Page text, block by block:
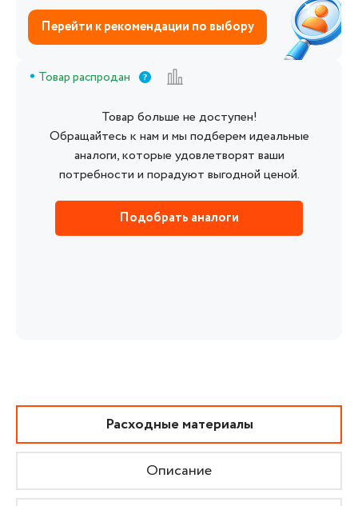
Перейти к рекомендации по выбору
Товар распродан
Товар больше не доступен!
Обращайтесь к нам и мы подберем идеальные
аналоги, которые удовлетворят ваши
потребности и порадуют выгодной ценой.
Подобрать аналоги
Расходные материалы
Описание